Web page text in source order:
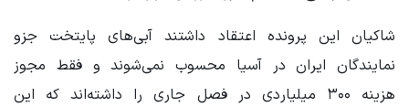
شاکیان این پرونده اعتقاد داشتند آبی‌های پایتخت جزو
نمایندگان ایران در آسیا محسوب نمی‌شوند و فقط مجوز
هزینه ۳۰۰ میلیاردی در فصل جاری را داشته‌اند که این